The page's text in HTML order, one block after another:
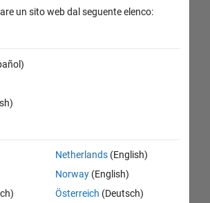
un sito web dal seguente elenco:
Netherlands(English)
Norway(English)
Österreich (Deutsch)